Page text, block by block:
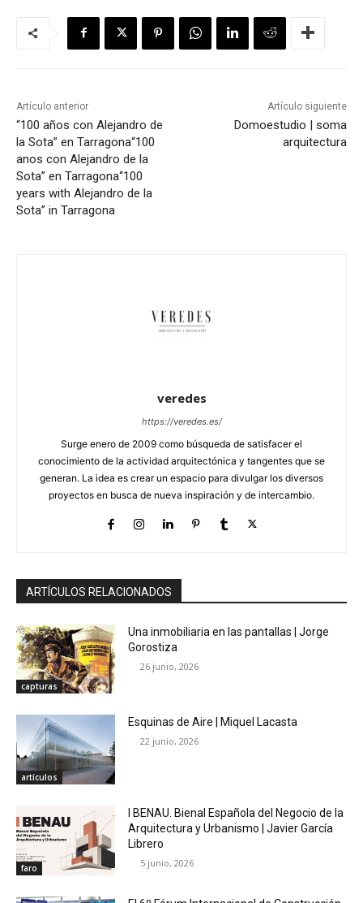
Artículo anterior
“100 años con Alejandro de
la Sota” en Tarragona“100
anos con Alejandro de la
Sota” en Tarragona“100
years with Alejandro de la
Sota” in Tarragona
Artículo siguiente
Domoestudio | soma
arquitectura
veredes
https://veredes.es/
Surge enero de 2009 como búsqueda de satisfacer el
conocimiento de la actividad arquitectónica y tangentes que se
generan. La idea es crear un espacio para divulgar los diversos
proyectos en busca de nueva inspiración y de intercambio.
ARTÍCULOS RELACIONADOS
capturas
Una inmobiliaria en las pantallas | Jorge
Gorostiza
26 junio, 2026
artículos
Esquinas de Aire | Miquel Lacasta
22 junio, 2026
faro
I BENAU. Bienal Española del Negocio de la
Arquitectura y Urbanismo | Javier García
Librero
5 junio, 2026